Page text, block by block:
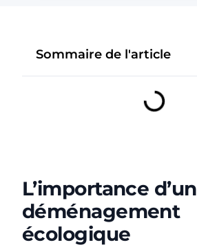
Sommaire de l'article
L’importance d’un
déménagement
écologique